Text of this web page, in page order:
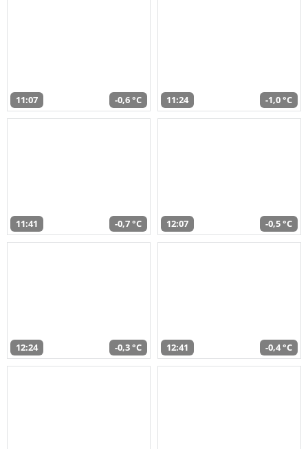
11:07 -0,6 °C 11:24 -1,0 °C
11:41 -0,7 °C 12:07 -0,5 °C
12:24 -0,3 °C 12:41 -0,4 °C